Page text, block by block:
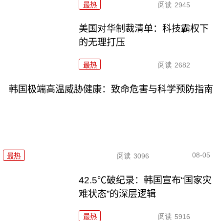
最热 阅读 2945
美国对华制裁清单：科技霸权下
的无理打压
最热 阅读 2682
韩国极端高温威胁健康：致命危害与科学预防指南
最热 阅读 3096 08-05
42.5℃破纪录：韩国宣布“国家灾
难状态”的深层逻辑
最热 阅读 5916